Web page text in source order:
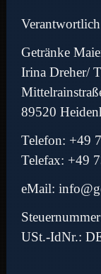
Getränke
Irina Dreher/
89520
Telefon: +49
Telefax: +49
eMail:
USt.-IdNr.: